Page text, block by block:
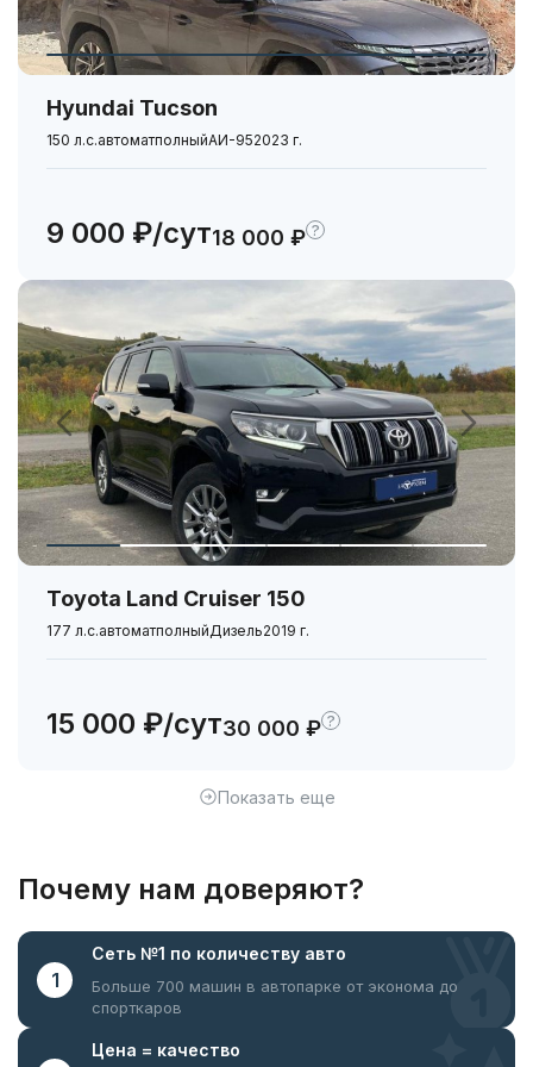
Hyundai Tucson
150 л.с.автоматполныйАИ-952023 г.
9 000 ₽/сут18 000 ₽ ?
Toyota Land Cruiser 150
177 л.с.автоматполныйДизель2019 г.
15 000 ₽/сут30 000 ₽ ?
Показать еще
Почему нам доверяют?
1
Сеть №1 по количеству авто
Больше 700 машин в автопарке от эконома до
спорткаров
Цена = качество